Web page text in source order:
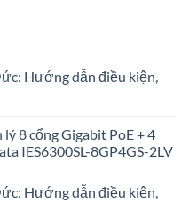
Hướng dẫn điều kiện,
8 cổng Gigabit PoE + 4
IES6300SL-8GP4GS-2LV
Hướng dẫn điều kiện,